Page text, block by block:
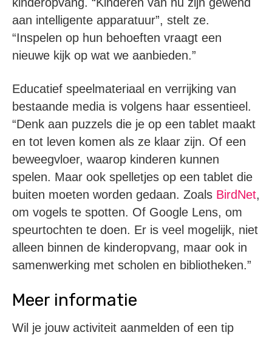
kinderopvang. “Kinderen van nu zijn gewend
aan intelligente apparatuur”, stelt ze.
“Inspelen op hun behoeften vraagt een
nieuwe kijk op wat we aanbieden.”
Educatief speelmateriaal en verrijking van
bestaande media is volgens haar essentieel.
“Denk aan puzzels die je op een tablet maakt
en tot leven komen als ze klaar zijn. Of een
beweegvloer, waarop kinderen kunnen
spelen. Maar ook spelletjes op een tablet die
buiten moeten worden gedaan. Zoals BirdNet,
om vogels te spotten. Of Google Lens, om
speurtochten te doen. Er is veel mogelijk, niet
alleen binnen de kinderopvang, maar ook in
samenwerking met scholen en bibliotheken.”
Meer informatie
Wil je jouw activiteit aanmelden of een tip